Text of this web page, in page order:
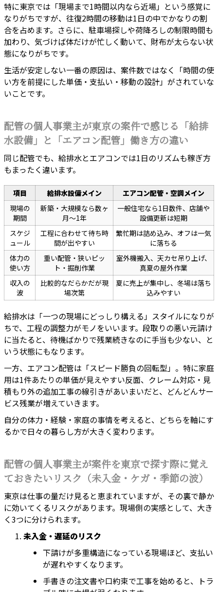
特に東京では「現場まで1時間以内なら近場」という感覚に
なりがちですが、往復2時間の移動は1日の中でかなりの割
合を占めます。さらに、駐車場探しや荷降ろしの制限時間も
加わり、気づけば体だけが忙しく動いて、財布が太らない状
態になりがちです。
生活が安定しない一番の原因は、案件数ではなく「時間の使
い方を前提にした単価・支払い・移動の設計」がされていな
いことです。
配管の個人事業主が東京の案件で感じる「給排
水設備」と「エアコン配管」働き方の違い
同じ配管でも、給排水とエアコンでは1日のリズムも稼ぎ方
もまったく違います。
項目 給排水設備メイン
エアコン配管・空調メイン
現場の
期間
新築・大規模なら数ヶ
月〜1年
一般住宅なら1日数件、店舗や
設備更新は短期
スケジ
ュール
工程に合わせて待ち時
間が出やすい
繁忙期は詰め込み、オフは一気
に落ちる
体力の
使い方
重い配管・狭いピッ
ト・掘削作業
室外機搬入、天カセ吊り上げ、
真夏の屋外作業
収入の
波
比較的なだらかだが現
場次第
夏に売上が集中し、冬場は落ち
込みやすい
給排水は「一つの現場にどっしり構える」スタイルになりが
ちで、工程の調整力がモノをいいます。段取りの悪い元請け
に当たると、待機ばかりで残業続きなのに手当も少ない、と
いう状態にもなります。
一方、エアコン配管は「スピード勝負の回転型」。特に家庭
用は1件あたりの単価が見えやすい反面、クレーム対応・見
積もり外の追加工事の線引きがあいまいだと、どんどんサー
ビス残業が増えていきます。
自分の体力・経験・家庭の事情を考えると、どちらを軸にす
るかで日々の暮らし方が大きく変わります。
配管の個人事業主が案件を東京で探す際に覚え
ておきたいリスク（未入金・ケガ・季節の波）
東京は仕事の量だけ見ると恵まれていますが、その裏で静か
に効いてくるリスクがあります。現場側の実感として、大き
く3つに分けられます。
未入金・遅延のリスク
下請けが多重構造になっている現場ほど、支払い
が遅れやすくなります。
手書きの注文書や口約束で工事を始めると、トラ